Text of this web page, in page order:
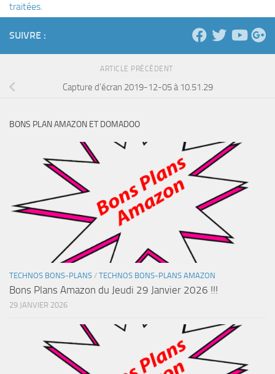
traitées.
SUIVRE :
ARTICLE PRÉCÉDENT
Capture d’écran 2019-12-05 à 10.51.29
BONS PLAN AMAZON ET DOMADOO
TECHNOS BONS-PLANS / TECHNOS BONS-PLANS AMAZON
Bons Plans Amazon du Jeudi 29 Janvier 2026 !!!
29 JANVIER 2026